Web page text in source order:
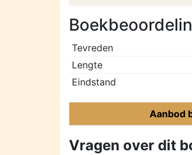
Tevreden
Lengte
Eindstand
Aanbod
Vragen over dit